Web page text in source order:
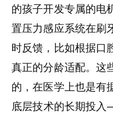
的孩子开发专属的电
置压力感应系统在刷
时反馈，比如根据口
真正的分龄适配。这
的，在医学上也是有
底层技术的长期投